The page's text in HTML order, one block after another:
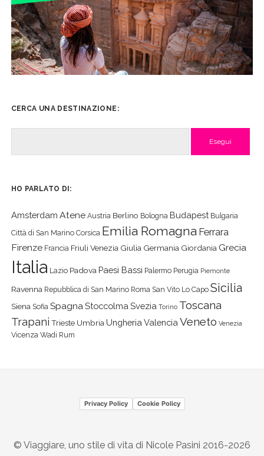
CERCA UNA DESTINAZIONE:
HO PARLATO DI:
Amsterdam Atene Austria Berlino Bologna Budapest Bulgaria
Città di San Marino Corsica Emilia Romagna Ferrara
Firenze Francia Friuli Venezia Giulia Germania Giordania Grecia
Italia Lazio Padova Paesi Bassi Palermo Perugia Piemonte
Ravenna Repubblica di San Marino Roma San Vito Lo Capo Sicilia
Siena Sofia Spagna Stoccolma Svezia Torino Toscana
Trapani Trieste Umbria Ungheria Valencia Veneto Venezia
Vicenza Wadi Rum
Privacy Policy Cookie Policy
© Viaggiare, uno stile di vita di Nicole Pasini 2016-2026